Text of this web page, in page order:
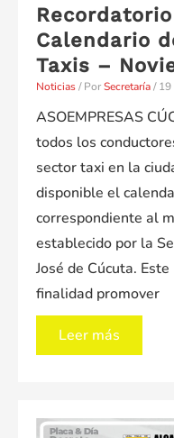
Calendario
Taxis –
Noticias/ PorSecretaría/19
ASOEMPRESAS
todos los
sector taxi en la
disponible el
correspondiente al
establecido por la
José de Cúcuta.
finalidad promover
Recordatorio
Oficial
Leer más